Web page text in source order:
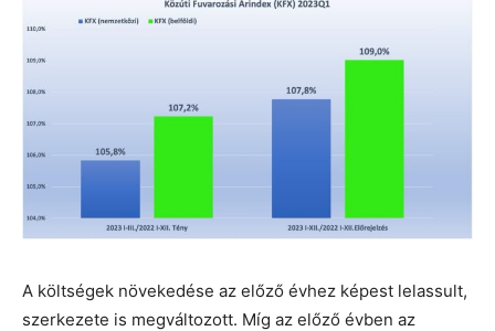
A költségek növekedése az előző évhez képest lelassult,
szerkezete is megváltozott. Míg az előző évben az